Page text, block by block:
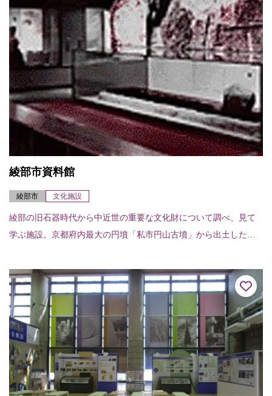
綾部市資料館
綾部市 文化施設
綾部の旧石器時代から中近世の重要な文化財について調べ、見て
学ぶ施設。京都府内最大の円墳「私市円山古墳」から出土した甲